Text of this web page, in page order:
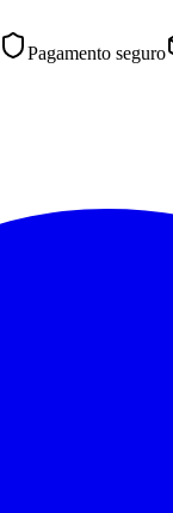
Pagamento seguro